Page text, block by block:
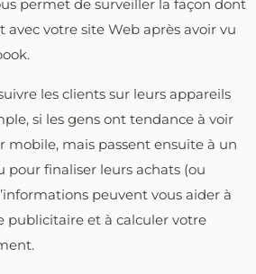
permet de surveiller la façon dont
avec votre site Web après avoir vu
les clients sur leurs appareils
si les gens ont tendance à voir
mobile, mais passent ensuite à un
finaliser leurs achats (ou
peuvent vous aider à
publicitaire et à calculer votre